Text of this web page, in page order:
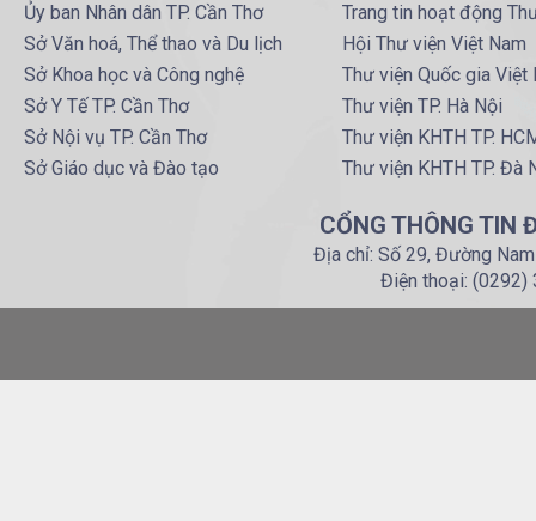
Ủy ban Nhân dân TP. Cần Thơ
Sở Văn hoá, Thể thao và Du lịch
Sở Khoa học và Công nghệ
Sở Y Tế TP. Cần Thơ
Sở Nội vụ TP. Cần Thơ
Sở Giáo dục và Đào tạo
Trang tin hoạt động
Hội Thư viện Việt Nam
Thư viện Quốc gia Việt
Thư viện TP. Hà Nội
Thư viện KHTH TP.
Thư viện KHTH TP. Đà
CỔNG THÔNG TIN
Địa chỉ: Số 29, Đường
Điện thoại: (0292)